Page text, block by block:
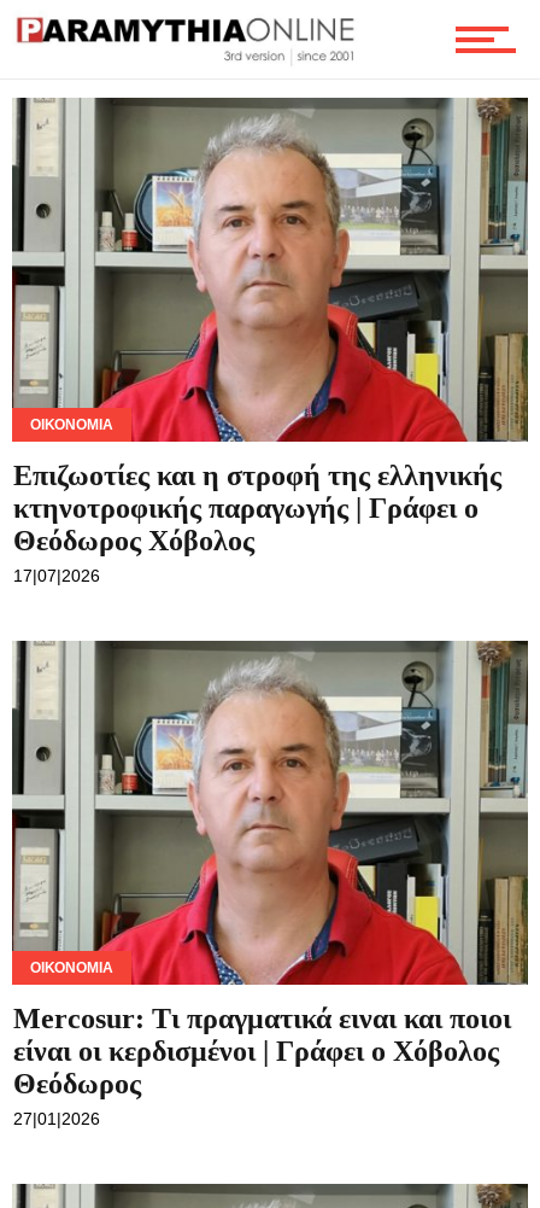
Θρησκεία
Αφιερώματα
Τουρισμός
Οικονομία
Τεχνολογία
Επικοινωνία
ΟΙΚΟΝΟΜΊΑ
Επιζωοτίες και η στροφή της ελληνικής
κτηνοτροφικής παραγωγής | Γράφει ο
Θεόδωρος Χόβολος
17|07|2026
ΟΙΚΟΝΟΜΊΑ
Mercosur: Τι πραγματικά ειναι και ποιοι
είναι οι κερδισμένοι | Γράφει ο Χόβολος
Θεόδωρος
27|01|2026